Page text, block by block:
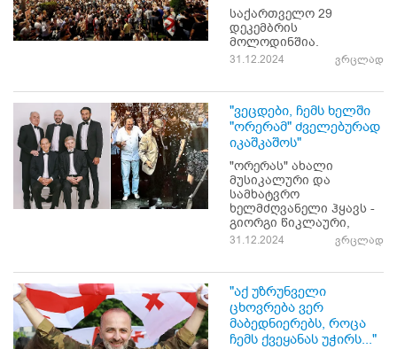
საქართველო 29
დეკემბრის
მოლოდინშია.
31.12.2024 ვრცლად
"ვეცდები, ჩემს ხელში
"ორერამ" ძველებურად
იკაშკაშოს"
"ორერას" ახალი
მუსიკალური და
სამხატვრო
ხელმძღვანელი ჰყავს -
გიორგი წიკლაური,
31.12.2024 ვრცლად
"აქ უზრუნველი
ცხოვრება ვერ
მაბედნიერებს, როცა
ჩემს ქვეყანას უჭირს..."